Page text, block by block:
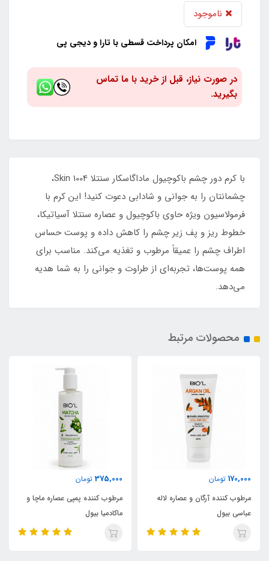
ناموجود
امکان پرداخت قسطی با تارا و دیجی پی
در صورت نیاز، قبل از خرید با ما تماس
بگیرید.
با کرم دور چشم باکوچیول ماداگاسکار سنتلا Skin 1004،
چشمانتان را به جوانی و شادابی دعوت کنید! این کرم با
فرمولاسیون ویژه حاوی باکوچیول و عصاره سنتلا آسیاتیکا،
خطوط ریز و پف زیر چشم را کاهش داده و پوست حساس
اطراف چشم را عمیقاً مرطوب و تغذیه می‌کند. مناسب برای
همه پوست‌ها، تجربه‌ای از طراوت و جوانی را به شما هدیه
می‌دهد.
محصولات مرتبط
170,000 تومان
مرطوب کننده آرگان و عصاره لاله
عباسی بیول
375,000 تومان
مرطوب کننده پمپی عصاره ماچا و
ماکادمیا بیول